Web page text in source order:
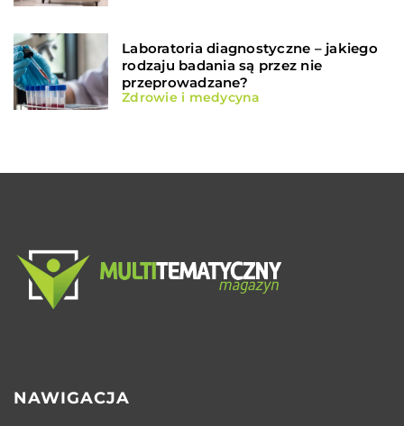
Laboratoria diagnostyczne – jakiego
rodzaju badania są przez nie
przeprowadzane?
Zdrowie i medycyna
NAWIGACJA